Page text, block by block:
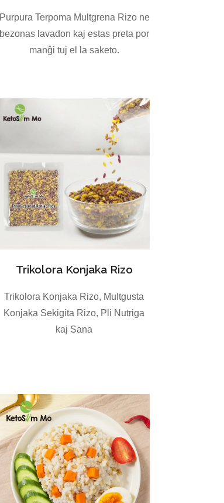
Purpura Terpoma Multgrena Rizo ne
bezonas lavadon kaj estas preta por
manĝi tuj el la saketo.
Trikolora Konjaka Rizo
Trikolora Konjaka Rizo, Multgusta
Konjaka Sekigita Rizo, Pli Nutriga
kaj Sana